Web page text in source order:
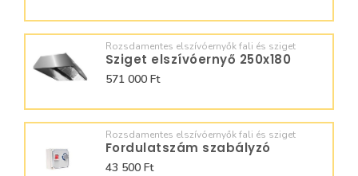
Rozsdamentes elszívóernyők fali és sziget
Sziget elszívóernyő 250x180
571 000 Ft
Rozsdamentes elszívóernyők fali és sziget
Fordulatszám szabályzó
43 500 Ft